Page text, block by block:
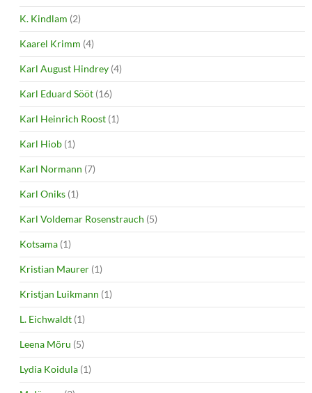
K. Kindlam (2)
Kaarel Krimm (4)
Karl August Hindrey (4)
Karl Eduard Sööt (16)
Karl Heinrich Roost (1)
Karl Hiob (1)
Karl Normann (7)
Karl Oniks (1)
Karl Voldemar Rosenstrauch (5)
Kotsama (1)
Kristian Maurer (1)
Kristjan Luikmann (1)
L. Eichwaldt (1)
Leena Mõru (5)
Lydia Koidula (1)